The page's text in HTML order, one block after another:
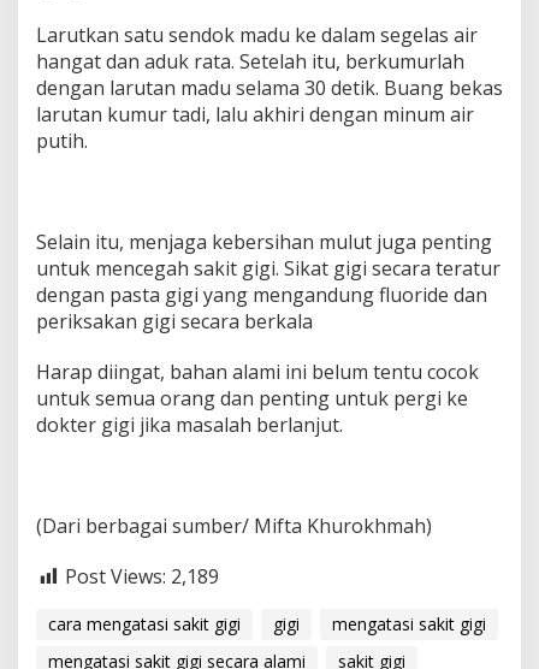
Larutkan satu sendok madu ke dalam segelas air
hangat dan aduk rata. Setelah itu, berkumurlah
dengan larutan madu selama 30 detik. Buang bekas
larutan kumur tadi, lalu akhiri dengan minum air
putih.
Selain itu, menjaga kebersihan mulut juga penting
untuk mencegah sakit gigi. Sikat gigi secara teratur
dengan pasta gigi yang mengandung fluoride dan
periksakan gigi secara berkala
Harap diingat, bahan alami ini belum tentu cocok
untuk semua orang dan penting untuk pergi ke
dokter gigi jika masalah berlanjut.
(Dari berbagai sumber/ Mifta Khurokhmah)
Post Views: 2,189
cara mengatasi sakit gigi gigi
mengatasi sakit gigi
mengatasi sakit gigi secara alami
sakit gigi